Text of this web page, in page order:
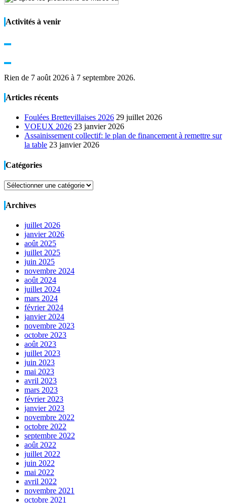
Activités à venir
Rien de 7 août 2026 à 7 septembre 2026.
Articles récents
Foulées Brettevillaises 2026 29 juillet 2026
VOEUX 2026 23 janvier 2026
Assainissement collectif: le plan de financement à remettre sur
la table 23 janvier 2026
Catégories
Catégories
Archives
juillet 2026
janvier 2026
août 2025
juillet 2025
juin 2025
novembre 2024
août 2024
juillet 2024
mars 2024
février 2024
janvier 2024
novembre 2023
octobre 2023
août 2023
juillet 2023
juin 2023
mai 2023
avril 2023
mars 2023
février 2023
janvier 2023
novembre 2022
octobre 2022
septembre 2022
août 2022
juillet 2022
juin 2022
mai 2022
avril 2022
novembre 2021
octobre 2021